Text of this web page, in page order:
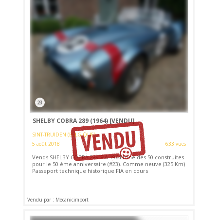
23
SHELBY COBRA 289 (1964) [VENDU]
SINT-TRUIDEN (BELGIQUE)
5 août 2018
633 vues
Vends SHELBY COBRA 289 FIA 1964 l'une des 50 construites
pour le 50 ème anniversaire (#23). Comme neuve (325 Km)
Passeport technique historique FIA en cours
Vendu par : Mecanicimport